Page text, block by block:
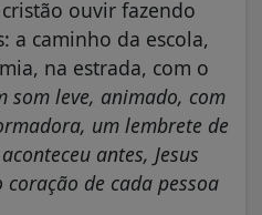
ouvir fazendo
a caminho da escola,
na estrada, com o
som leve, animado, com
um lembrete de
antes, Jesus
de cada pessoa